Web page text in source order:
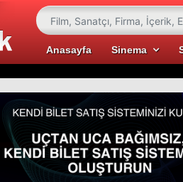
Anasayfa Sinema